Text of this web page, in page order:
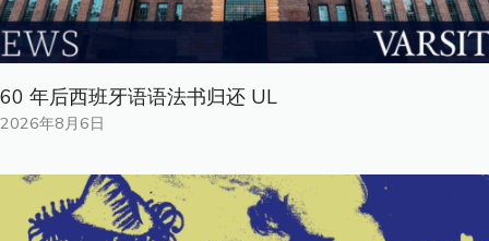
60 年后西班牙语语法书归还 UL
2026年8月6日